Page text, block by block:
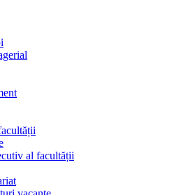
al facultății